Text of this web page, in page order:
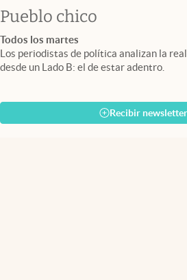
Pueblo chico
Todos los martes
Los periodistas de política analizan la
desde un Lado B: el de estar adentro.
Recibir newsletter